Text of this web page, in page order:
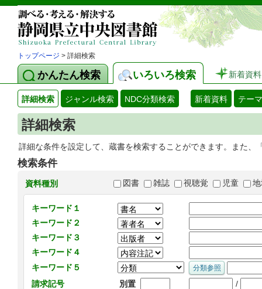
トップページ > 詳細検索
かんたん検索 いろいろ検索 新着資料
詳細検索 ジャンル検索 NDC分類検索 新着資料 テー
詳細検索
詳細な条件を設定して、蔵書を検索することができます。また
検索条件
資料種別 図書 雑誌 視聴覚 児童
キーワード１
キーワード２
キーワード３
キーワード４
キーワード５
請求記号
別置 /